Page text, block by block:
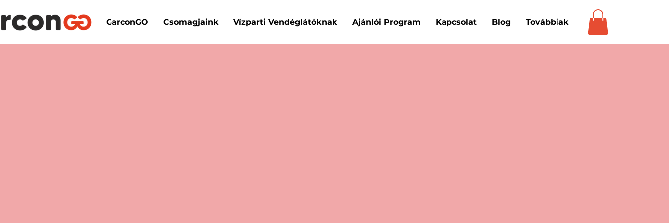
GarconGO Csomagjaink Vízparti Vendéglátóknak Ajánlói Program Kapcsolat Blog Továbbiak